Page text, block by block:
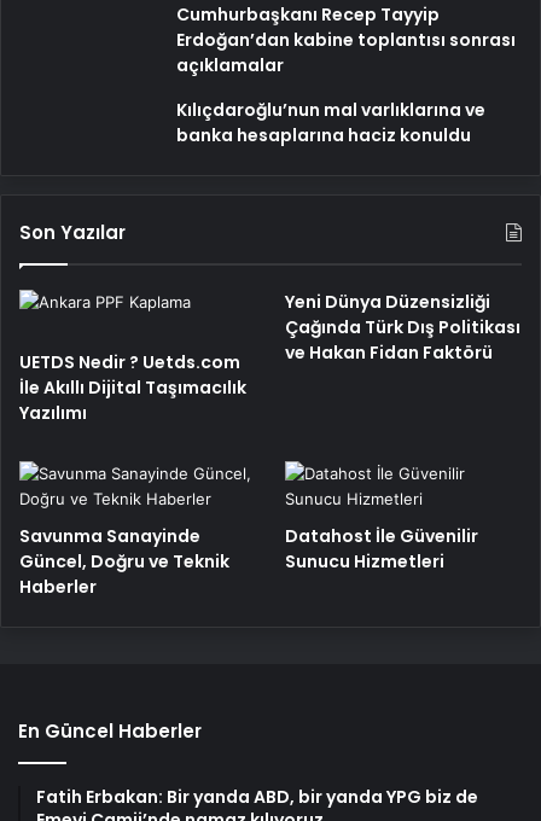
Cumhurbaşkanı Recep Tayyip
Erdoğan’dan kabine toplantısı sonrası
açıklamalar
Kılıçdaroğlu’nun mal varlıklarına ve
banka hesaplarına haciz konuldu
Son Yazılar
UETDS Nedir ? Uetds.com
İle Akıllı Dijital Taşımacılık
Yazılımı
Yeni Dünya Düzensizliği
Çağında Türk Dış Politikası
ve Hakan Fidan Faktörü
Savunma Sanayinde
Güncel, Doğru ve Teknik
Haberler
Datahost İle Güvenilir
Sunucu Hizmetleri
En Güncel Haberler
Fatih Erbakan: Bir yanda ABD, bir yanda YPG biz de